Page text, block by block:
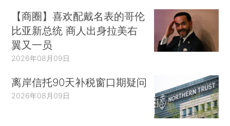
【商圈】喜欢配戴名表的哥伦
比亚新总统 商人出身拉美右
翼又一员
2026年08月09日
离岸信托90天补税窗口期疑问
2026年08月09日